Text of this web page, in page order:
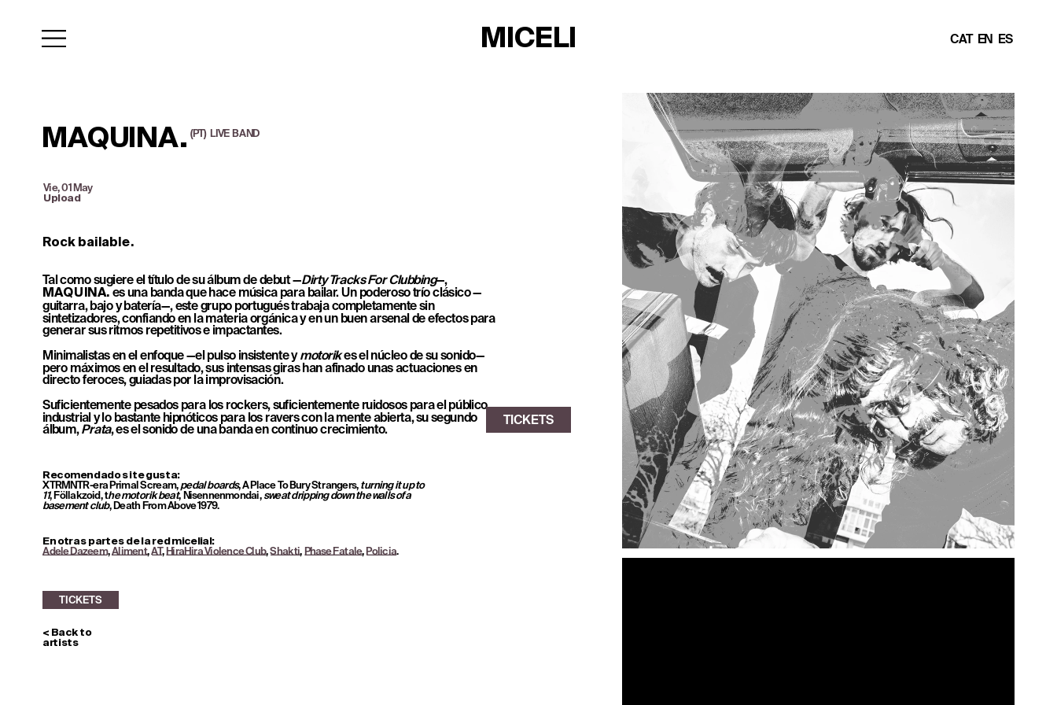
MAQUINA. (PT)  LIVE  BAND
TICKETS
MICELI CAT EN ES
Vie, 01 May
Upload
Rock bailable.
Tal como sugiere el título de su álbum de debut —Dirty Tracks For Clubbing —,
MAQUINA. es una banda que hace música para bailar. Un poderoso trío clásico —
guitarra, bajo y batería—, este grupo portugués trabaja completamente sin
sintetizadores, confiando en la materia orgánica y en un buen arsenal de efectos para
generar sus ritmos repetitivos e impactantes.
Minimalistas en el enfoque —el pulso insistente y motorik es el núcleo de su sonido—
pero máximos en el resultado, sus intensas giras han afinado unas actuaciones en
directo feroces, guiadas por la improvisación.
Suficientemente pesados para los rockers, suficientemente ruidosos para el público
industrial y lo bastante hipnóticos para los ravers con la mente abierta, su segundo
álbum, Prata, es el sonido de una banda en continuo crecimiento.
Recomendado si te gusta:
XTRMNTR-era Primal Scream, pedal boards, A Place To Bury Strangers, turning it up to
11, Föllakzoid, the motorik beat, Nisennenmondai, sweat dripping down the walls of a
basement club, Death From Above 1979.
En otras partes de la red micelial:
Adele Dazeem, Aliment, AT, HiraHira Violence Club, Shakti, Phase Fatale, Policia.
< Back to
artists